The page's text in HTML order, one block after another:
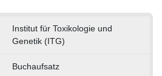
Institut für Toxikologie und
Genetik (ITG)
Buchaufsatz